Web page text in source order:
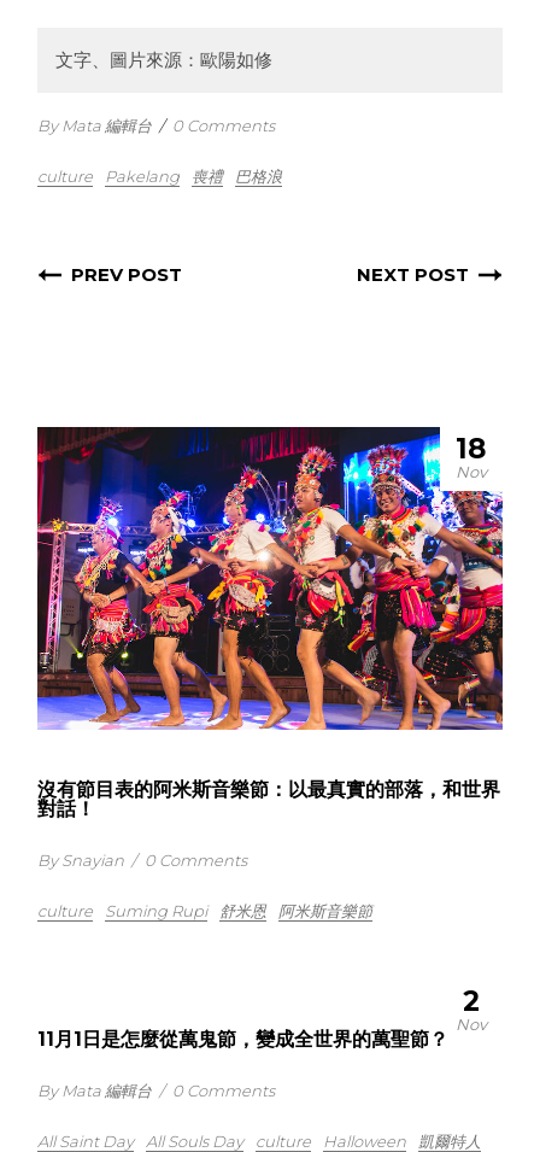
文字、圖片來源：歐陽如修
By Mata 編輯台 / 0 Comments
culture Pakelang 喪禮 巴格浪
PREV POST NEXT POST
18
Nov
沒有節目表的阿米斯音樂節：以最真實的部落，和世界
對話！
By Snayian / 0 Comments
culture Suming Rupi 舒米恩 阿米斯音樂節
2
Nov
11月1日是怎麼從萬鬼節，變成全世界的萬聖節？
By Mata 編輯台 / 0 Comments
All Saint Day All Souls Day culture Halloween
凱爾特人